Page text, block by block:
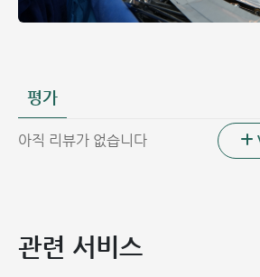
평가
아직 리뷰가 없습니다
관련 서비스